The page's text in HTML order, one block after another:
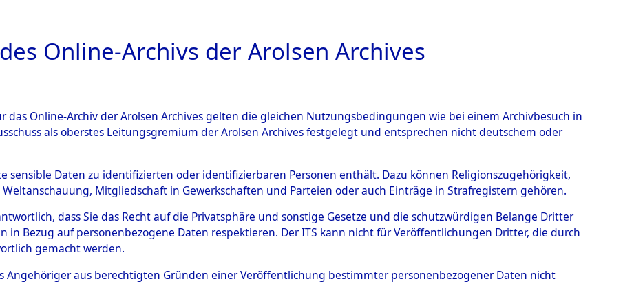
ARCHIVALE ÜBERSICHT BILD
zu den Orten Laaber - Löwenstein→0001
→0147 (84599477)
0147 (84599477)
Online-Archivs der Arolsen Archives
das Online-Archiv der Arolsen Archives gelten die gleichen Nutzungsbedingungen wie bei einem Archivbesuch in
als oberstes Leitungsgremium der Arolsen Archives festgelegt und entsprechen nicht deutschem oder
sensible Daten zu identifizierten oder identifizierbaren Personen enthält. Dazu können Religionszugehörigkeit,
Mitgliedschaft in Gewerkschaften und Parteien oder auch Einträge in Strafregistern gehören.
dass Sie das Recht auf die Privatsphäre und sonstige Gesetze und die schutzwürdigen Belange Dritter
Bezug auf personenbezogene Daten respektieren. Der ITS kann nicht für Veröffentlichungen Dritter, die durch
gemacht werden.
Angehöriger aus berechtigten Gründen einer Veröffentlichung bestimmter personenbezogener Daten nicht